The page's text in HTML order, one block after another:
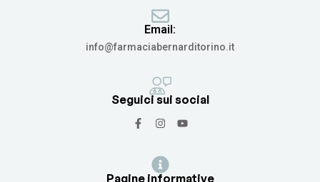
Email:
info@farmaciabernarditorino.it
Seguici sui social
Pagine informative